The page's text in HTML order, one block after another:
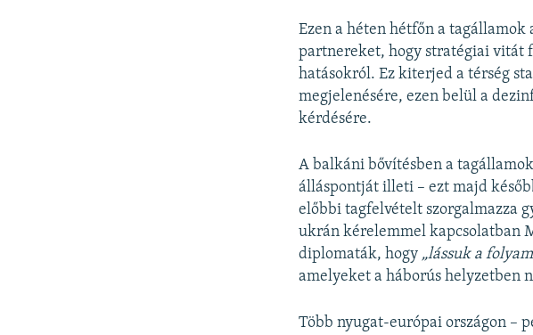
Ezen a héten hétfőn a
partnereket, hogy stratégiai vitát
hatásokról. Ez kiterjed a térség
megjelenésére, ezen belül a
kérdésére.
A balkáni bővítésben a
álláspontját illeti – ezt majd
előbbi tagfelvételt szorgalmazza
ukrán kérelemmel kapcsolatban
diplomaták, hogy „lássuk a
amelyeket a háborús helyzetben
Több nyugat-európai országon –